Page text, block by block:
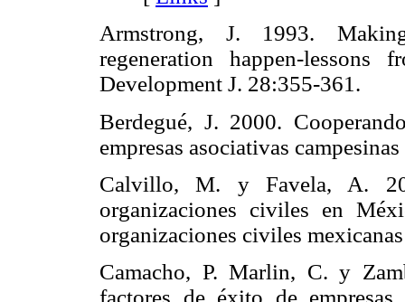
Armstrong, J. 1993.
regeneration happen-
Development J. 28:355-
Berdegué, J. 2000.
empresas asociativas
Calvillo, M. y Favela, A.
organizaciones civiles en
organizaciones civiles
Camacho, P. Marlin, C. y
factores de éxito de empresas